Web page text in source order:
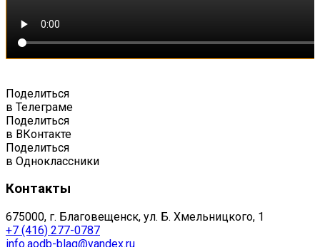
Поделиться
в Телеграме
Поделиться
в ВКонтакте
Поделиться
в Одноклассники
Контакты
675000, г. Благовещенск, ул. Б. Хмельницкого, 1
+7 (416) 277-0787
info.aodb-blag@yandex.ru